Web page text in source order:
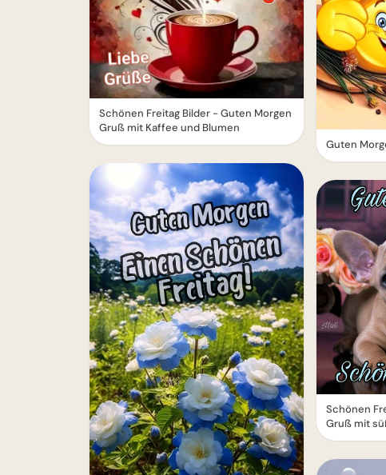
Schönen Freitag Bilder - Guten Morgen
Gruß mit Kaffee und Blumen
Guten
Schönen
Gruß mit